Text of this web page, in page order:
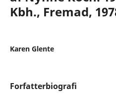
Kbh., Fremad,
Karen Glente
Forfatterbiografi